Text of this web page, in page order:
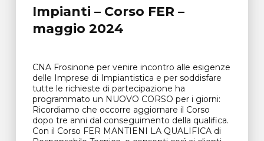
Impianti – Corso FER –
maggio 2024
CNA Frosinone per venire incontro alle esigenze
delle Imprese di Impiantistica e per soddisfare
tutte le richieste di partecipazione ha
programmato un NUOVO CORSO per i giorni:
Ricordiamo che occorre aggiornare il Corso
dopo tre anni dal conseguimento della qualifica.
Con il Corso FER MANTIENI LA QUALIFICA di